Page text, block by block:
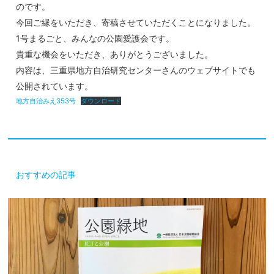
のです。
今回ご縁をいただき、寄稿させていただくことになりました。
1号まるごと、みんなの公園愛護会です。
貴重な機会をいただき、ありがとうございました。
内容は、三重県地方自治研究センターさんのウェブサイトでも
公開されています。
地方自治みえ353号 ダウンロード
おすすめの記事